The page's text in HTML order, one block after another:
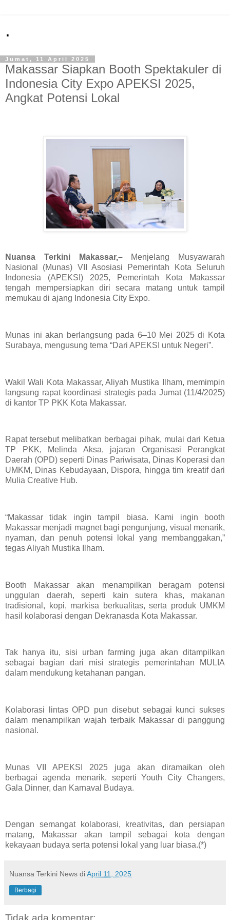
.
Jumat, 11 April 2025
Makassar Siapkan Booth Spektakuler di
Indonesia City Expo APEKSI 2025,
Angkat Potensi Lokal
Nuansa Terkini Makassar,–
Menjelang Musyawarah
Nasional (Munas) VII Asosiasi Pemerintah Kota Seluruh
Indonesia (APEKSI) 2025, Pemerintah Kota Makassar
tengah mempersiapkan diri secara matang untuk tampil
memukau di ajang Indonesia City Expo.
Munas ini akan berlangsung pada 6–10 Mei 2025 di Kota
Surabaya, mengusung tema “Dari APEKSI untuk Negeri”.
Wakil Wali Kota Makassar, Aliyah Mustika Ilham, memimpin
langsung rapat koordinasi strategis pada Jumat (11/4/2025)
di kantor TP PKK Kota Makassar.
Rapat tersebut melibatkan berbagai pihak, mulai dari Ketua
TP PKK, Melinda Aksa, jajaran Organisasi Perangkat
Daerah (OPD) seperti Dinas Pariwisata, Dinas Koperasi dan
UMKM, Dinas Kebudayaan, Dispora, hingga tim kreatif dari
Mulia Creative Hub.
“Makassar tidak ingin tampil biasa. Kami ingin booth
Makassar menjadi magnet bagi pengunjung, visual menarik,
nyaman, dan penuh potensi lokal yang membanggakan,”
tegas Aliyah Mustika Ilham.
Booth Makassar akan menampilkan beragam potensi
unggulan daerah, seperti kain sutera khas, makanan
tradisional, kopi, markisa berkualitas, serta produk UMKM
hasil kolaborasi dengan Dekranasda Kota Makassar.
Tak hanya itu, sisi urban farming juga akan ditampilkan
sebagai bagian dari misi strategis pemerintahan MULIA
dalam mendukung ketahanan pangan.
Kolaborasi lintas OPD pun disebut sebagai kunci sukses
dalam menampilkan wajah terbaik Makassar di panggung
nasional.
Munas VII APEKSI 2025 juga akan diramaikan oleh
berbagai agenda menarik, seperti Youth City Changers,
Gala Dinner, dan Karnaval Budaya.
Dengan semangat kolaborasi, kreativitas, dan persiapan
matang, Makassar akan tampil sebagai kota dengan
kekayaan budaya serta potensi lokal yang luar biasa.(*)
Nuansa Terkini News diApril 11, 2025
Berbagi